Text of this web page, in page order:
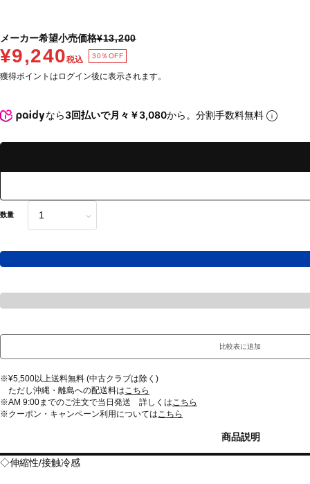
メーカー希望小売価格¥13,200
¥9,240税込 30％OFF
獲得ポイントはログイン後に表示されます。
なら3回払いで月々￥3,080から。分割手数料無料
数量
比較表に追加
※¥5,500以上送料無料 (中古クラブは除く)
ただし沖縄・離島への配送料は こちら
※AM 9:00までのご注文で当日発送 詳しくは こちら
※クーポン・キャンペーン利用については こちら
商品説明
◇伸縮性/接触冷感